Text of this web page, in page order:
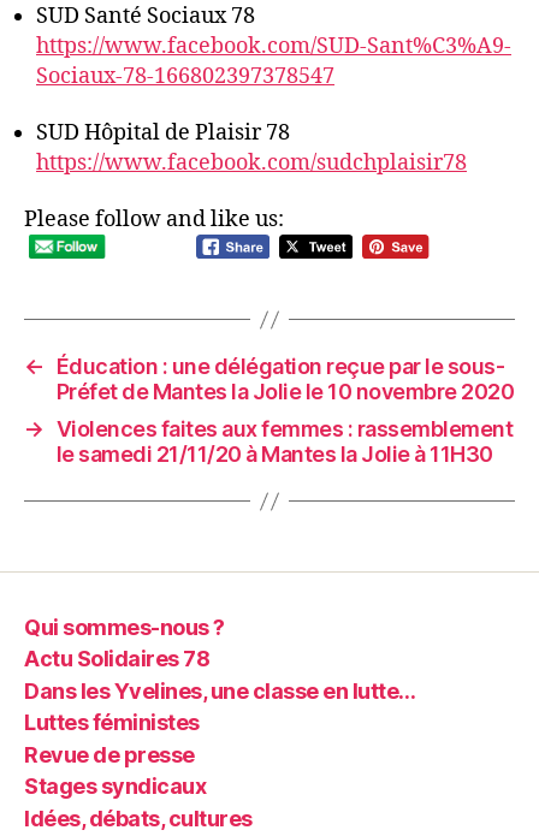
SUD Santé Sociaux 78
https://www.facebook.com/SUD-Sant%C3%A9-
Sociaux-78-166802397378547
SUD Hôpital de Plaisir 78
https://www.facebook.com/sudchplaisir78
Please follow and like us:
←
Éducation : une délégation reçue par le sous-
Préfet de Mantes la Jolie le 10 novembre 2020
→ Violences faites aux femmes : rassemblement
le samedi 21/11/20 à Mantes la Jolie à 11H30
Qui sommes-nous ?
Actu Solidaires 78
Dans les Yvelines, une classe en lutte…
Luttes féministes
Revue de presse
Stages syndicaux
Idées, débats, cultures